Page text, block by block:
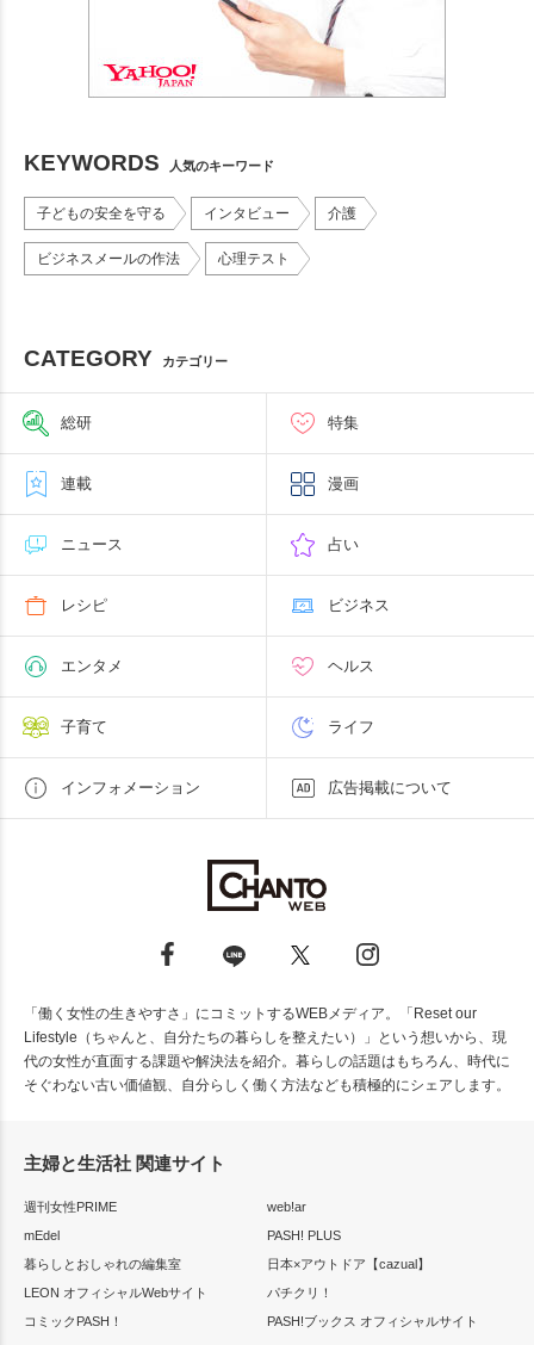
KEYWORDS 人気のキーワード
子どもの安全を守る インタビュー 介護
ビジネスメールの作法 心理テスト
CATEGORY カテゴリー
総研 特集
連載 漫画
ニュース 占い
レシピ ビジネス
エンタメ ヘルス
子育て ライフ
インフォメーション 広告掲載について
「働く女性の生きやすさ」にコミットするWEBメディア。「Reset our
Lifestyle（ちゃんと、自分たちの暮らしを整えたい）」という想いから、現
代の女性が直面する課題や解決法を紹介。暮らしの話題はもちろん、時代に
そぐわない古い価値観、自分らしく働く方法なども積極的にシェアします。
主婦と生活社 関連サイト
週刊女性PRIME
web!ar
mEdel
PASH! PLUS
暮らしとおしゃれの編集室
日本×アウトドア【cazual】
LEON オフィシャルWebサイト
パチクリ！
コミックPASH！
PASH!ブックス オフィシャルサイト